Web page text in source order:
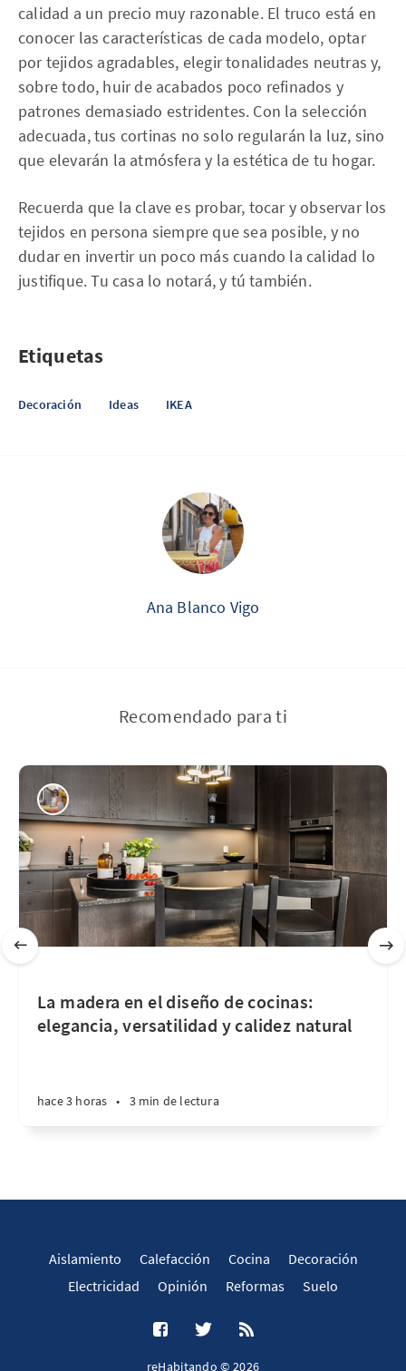
calidad a un precio muy razonable. El truco está en
conocer las características de cada modelo, optar
por tejidos agradables, elegir tonalidades neutras y,
sobre todo, huir de acabados poco refinados y
patrones demasiado estridentes. Con la selección
adecuada, tus cortinas no solo regularán la luz, sino
que elevarán la atmósfera y la estética de tu hogar.
Recuerda que la clave es probar, tocar y observar los
tejidos en persona siempre que sea posible, y no
dudar en invertir un poco más cuando la calidad lo
justifique. Tu casa lo notará, y tú también.
Etiquetas
Decoración Ideas IKEA
Ana Blanco Vigo
Recomendado para ti
La madera en el diseño de cocinas:
elegancia, versatilidad y calidez natural
hace 3 horas • 3 min de lectura
Aislamiento Calefacción Cocina
Decoración
Electricidad
Opinión Reformas Suelo
reHabitando © 2026